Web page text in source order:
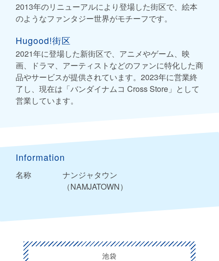
2013年のリニューアルにより登場した街区で、絵本
のようなファンタジー世界がモチーフです。
Hugood!街区
2021年に登場した新街区で、アニメやゲーム、映
画、ドラマ、アーティストなどのファンに特化した商
品やサービスが提供されています。2023年に営業終
了し、現在は「バンダイナムコ Cross Store」として
営業しています。
Information
名称
ナンジャタウン
（NAMJATOWN）
池袋